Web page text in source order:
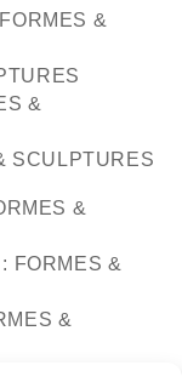
&
&
SCULPTURES
&
FORMES &
&